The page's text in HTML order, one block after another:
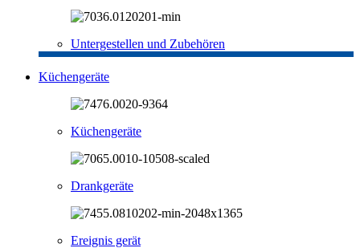
Untergestellen und Zubehören
Küchengeräte
Küchengeräte
Drankgeräte
Ereignis gerät